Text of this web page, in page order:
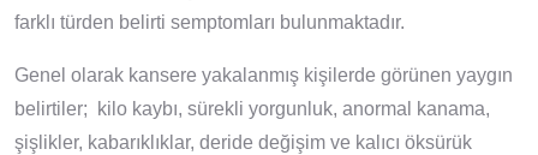
farklı türden belirti semptomları bulunmaktadır.
Genel olarak kansere yakalanmış kişilerde görünen yaygın
belirtiler; kilo kaybı, sürekli yorgunluk, anormal kanama,
şişlikler, kabarıklıklar, deride değişim ve kalıcı öksürük